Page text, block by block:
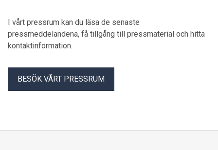
kollega. Han blir inspirerad varje dag på jobbet och då särskilt
av sin kompetenta chef. Lär känna Alexander i dagens
fredagsporträtt:
I vårt pressrum kan du läsa de senaste
pressmeddelandena, få tillgång till pressmaterial och hitta
kontaktinformation.
BESÖK VÅRT PRESSRUM